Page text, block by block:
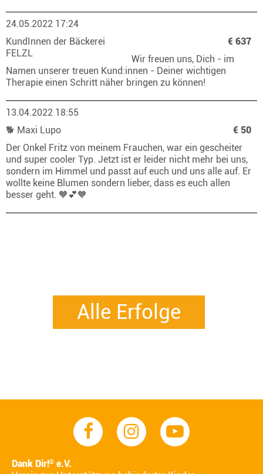
24.05.2022 17:24
KundInnen der Bäckerei
FELZL
€ 637
Wir freuen uns, Dich - im
Namen unserer treuen Kund:innen - Deiner wichtigen
Therapie einen Schritt näher bringen zu können!
13.04.2022 18:55
🐕 Maxi Lupo
€ 50
Der Onkel Fritz von meinem Frauchen, war ein gescheiter
und super cooler Typ. Jetzt ist er leider nicht mehr bei uns,
sondern im Himmel und passt auf euch und uns alle auf. Er
wollte keine Blumen sondern lieber, dass es euch allen
besser geht. 🧡💕🧡
Alle Erfolge
Dank Dir!® e.V.